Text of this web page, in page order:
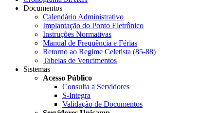
Documentos
Calendário Administrativo
Implantação do Ponto Eletrônico
Instruções Normativas
Manual de Frequência e Férias
Retorno ao Regime Celetista (85-88)
Tabelas de Vencimentos
Sistemas
Acesso Público
Consulta a Servidores
S-Integra
Validação de Documentos